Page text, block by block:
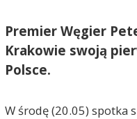
Premier Węgier
Krakowie swoją
Polsce.
W środę (20.05) spotka